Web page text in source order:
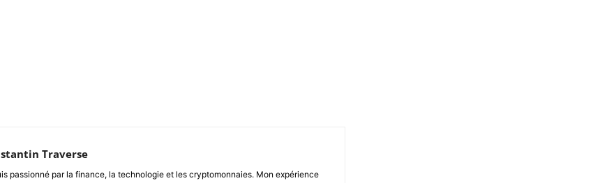
Traverse
passionné par la finance, la technologie et les cryptomonnaies. Mon expérience